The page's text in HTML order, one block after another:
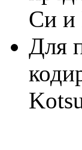
Си и
Для